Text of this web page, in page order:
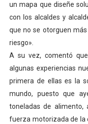
un mapa que diseñe
con los alcaldes y
que no se otorguen
riesgo».
A su vez, comentó
algunas experiencias
primera de ellas es la
mundo, puesto que
toneladas de
fuerza motorizada de la